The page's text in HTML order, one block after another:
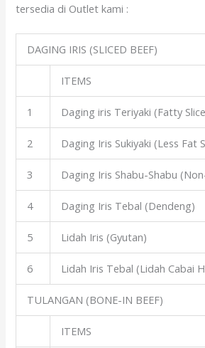
tersedia di Outlet kami :
DAGING IRIS (SLICED BEEF)
ITEMS
1 Daging iris Teriyaki (Fatty
2 Daging Iris Sukiyaki (Less Fat
3 Daging Iris Shabu-Shabu
4 Daging Iris Tebal (Dendeng)
5 Lidah Iris (Gyutan)
6 Lidah Iris Tebal (Lidah Cabai
TULANGAN (BONE-IN BEEF)
ITEMS